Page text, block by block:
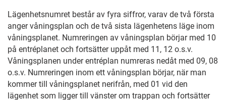
Lägenhetsnumret består av fyra siffror, varav de två första
anger våningsplan och de två sista lägenhetens läge inom
våningsplanet. Numreringen av våningsplan börjar med 10
på entréplanet och fortsätter uppåt med 11, 12 o.s.v.
Våningsplanen under entréplan numreras nedåt med 09, 08
o.s.v. Numreringen inom ett våningsplan börjar, när man
kommer till våningsplanet nerifrån, med 01 vid den
lägenhet som ligger till vänster om trappan och fortsätter